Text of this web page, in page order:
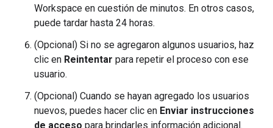
Workspace en cuestión de minutos. En otros casos,
puede tardar hasta 24 horas.
(Opcional) Si no se agregaron algunos usuarios, haz
clic en Reintentar para repetir el proceso con ese
usuario.
(Opcional) Cuando se hayan agregado los usuarios
nuevos, puedes hacer clic en Enviar instrucciones
de acceso para brindarles información adicional.